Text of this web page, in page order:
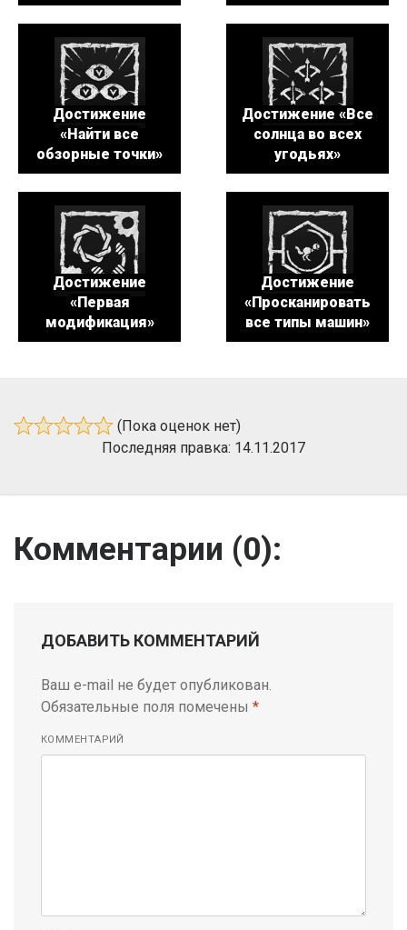
Достижение
«Найти все
обзорные точки»
Достижение «Все
солнца во всех
угодьях»
Достижение
«Первая
модификация»
Достижение
«Просканировать
все типы машин»
(Пока оценок нет)
Последняя правка: 14.11.2017
Комментарии (0):
ДОБАВИТЬ КОММЕНТАРИЙ
Ваш e-mail не будет опубликован.
Обязательные поля помечены *
КОММЕНТАРИЙ